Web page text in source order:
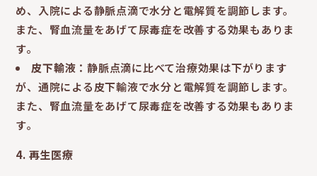
め、入院による静脈点滴で水分と電解質を調節します。
また、腎血流量をあげて尿毒症を改善する効果もありま
す。
皮下輸液 ：静脈点滴に比べて治療効果は下がります
が、通院による皮下輸液で水分と電解質を調節します。
また、腎血流量をあげて尿毒症を改善する効果もありま
す。
4. 再生医療